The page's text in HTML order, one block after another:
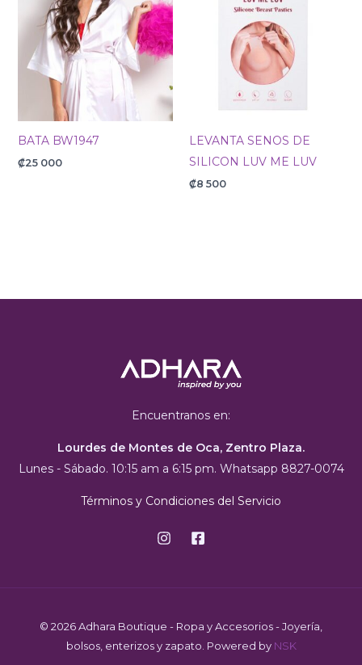
BATA BW1947
₡25 000
LEVANTA SENOS DE
SILICON LUV ME LUV
₡8 500
Encuentranos en:
Lourdes de Montes de Oca, Zentro Plaza.
Lunes - Sábado. 10:15 am a 6:15 pm. Whatsapp 8827-0074
Términos y Condiciones del Servicio
© 2026 Adhara Boutique - Ropa y Accesorios - Joyería,
bolsos, enterizos y zapato. Powered by NSK